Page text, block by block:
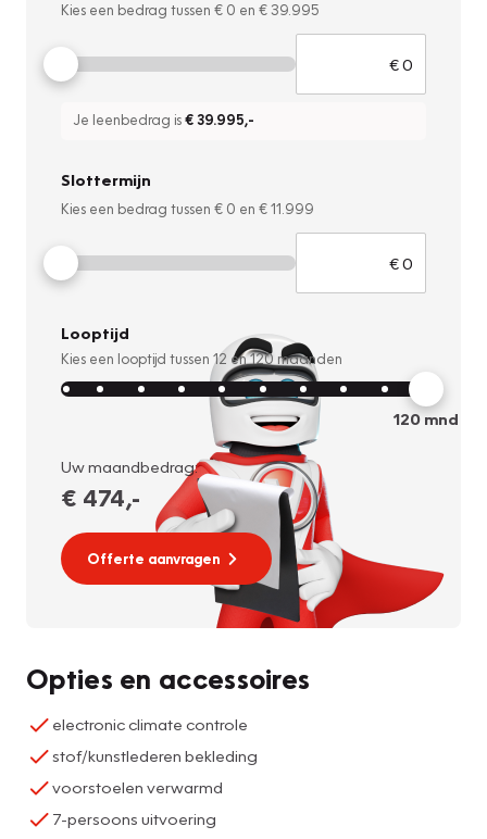
Kies een bedrag tussen € 0 en € 39.995
Je leenbedrag is€ 39.995,-
Slottermijn
Kies een bedrag tussen € 0 en € 11.999
Looptijd
Kies een looptijd tussen 12 en120 maanden
120mnd
Uw maandbedrag:
€ 474,-
Offerte aanvragen
Opties en accessoires
electronic climate controle
stof/kunstlederen bekleding
voorstoelen verwarmd
7-persoons uitvoering